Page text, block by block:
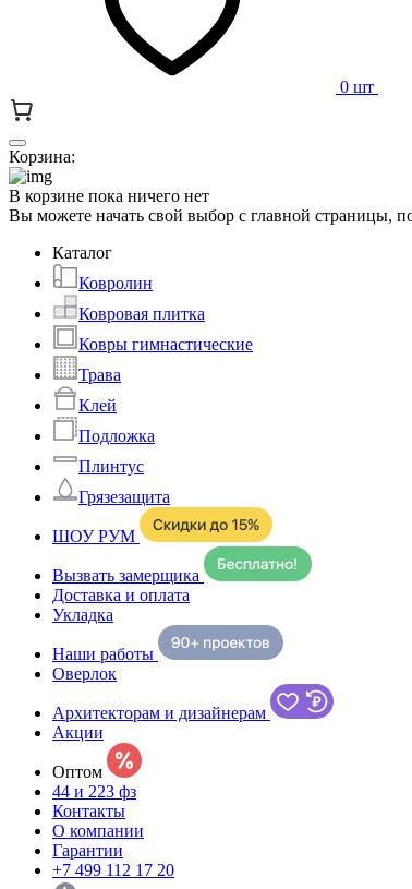
0 шт
Корзина:
В корзине пока ничего нет
Вы можете начать свой выбор с главной страницы,
Каталог
Ковролин
Ковровая плитка
Ковры гимнастические
Трава
Клей
Подложка
Плинтус
Грязезащита
ШОУ РУМ
Вызвать замерщика
Доставка и оплата
Укладка
Наши работы
Оверлок
Архитекторам и дизайнерам
Акции
Оптом
44 и 223 фз
Контакты
О компании
Гарантии
+7 499 112 17 20